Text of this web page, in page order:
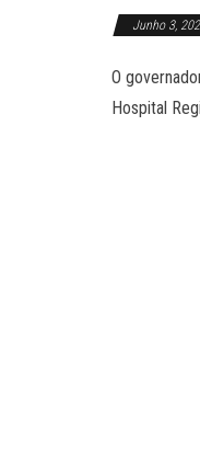
Junho 3,
O
Hospital